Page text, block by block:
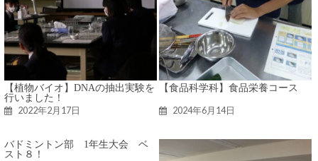
【植物バイオ】DNAの抽出実験を
行いました！
2022年2月17日
【食品科学科】食品栄養コース
2024年6月14日
バドミントン部 1年生大会 ベ
スト８！